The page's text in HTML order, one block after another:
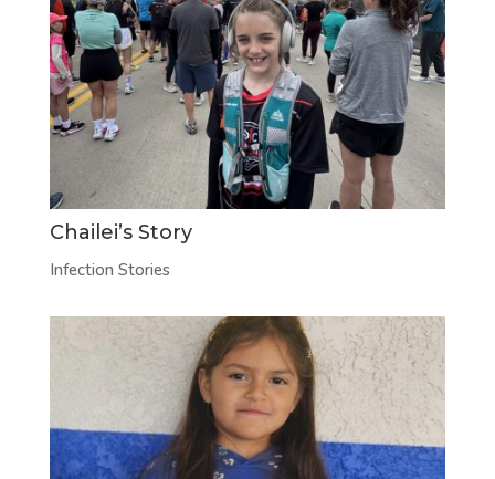
Chailei’s Story
Infection Stories